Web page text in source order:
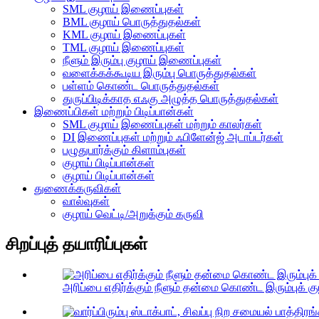
SML குழாய் இணைப்புகள்
BML குழாய் பொருத்துதல்கள்
KML குழாய் இணைப்புகள்
TML குழாய் இணைப்புகள்
நீளும் இரும்பு குழாய் இணைப்புகள்
வளைக்கக்கூடிய இரும்பு பொருத்துதல்கள்
பள்ளம் கொண்ட பொருத்துதல்கள்
துருப்பிடிக்காத எஃகு அழுத்த பொருத்துதல்கள்
இணைப்பிகள் மற்றும் பிடிப்பான்கள்
SML குழாய் இணைப்புகள் மற்றும் காலர்கள்
DI இணைப்புகள் மற்றும் ஃபிளேன்ஜ் அடாப்டர்கள்
பழுதுபார்க்கும் கிளாம்புகள்
குழாய் பிடிப்பான்கள்
குழாய் பிடிப்பான்கள்
துணைக்கருவிகள்
வால்வுகள்
குழாய் வெட்டி/அறுக்கும் கருவி
சிறப்புத் தயாரிப்புகள்
அரிப்பை எதிர்க்கும் நீளும் தன்மை கொண்ட இரும்புக்